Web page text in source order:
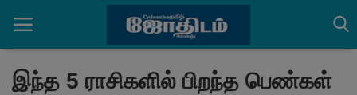
இந்த 5 ராசிகளில் பிறந்த பெண்கள்